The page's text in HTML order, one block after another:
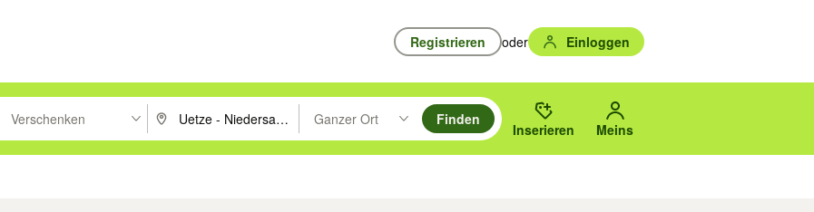
Registrieren oder Einloggen
um zu suchen, oder Vorschläge mit den Pfeiltasten nach oben/unten durchsuchen und mit Eingabetaste auswählen.
Verschenken PLZ oder Ort eingeben. Eingabetaste drücken um zu suchen, oder Vorschläge mit den Pfeiltasten nach oben/
Ganzer Ort
Suche im Umkreis des gewählten Orts oder PLZ.
Finden
Inserieren Meins